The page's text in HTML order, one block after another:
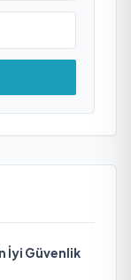
İyi Güvenlik